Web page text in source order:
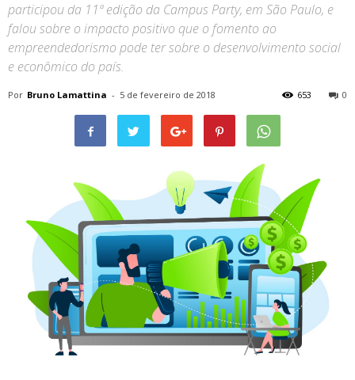
participou da 11ª edição da Campus Party, em São Paulo, e
falou sobre o impacto positivo que o fomento ao
empreendedorismo pode ter sobre o desenvolvimento social
e econômico do país.
Por Bruno Lamattina - 5 de fevereiro de 2018 0
653